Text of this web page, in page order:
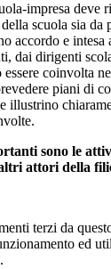
impresa deve
scuola sia da
accordo e
dai dirigenti
essere coinvolta
piani di
illustrino
sono le
attori della
terzi da
ed
.